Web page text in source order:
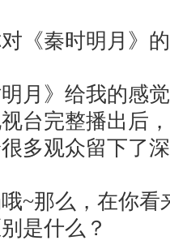
秦时明月》的
》给我的感觉
台完整播出后
多观众留下了
那么，在你看
是什么？